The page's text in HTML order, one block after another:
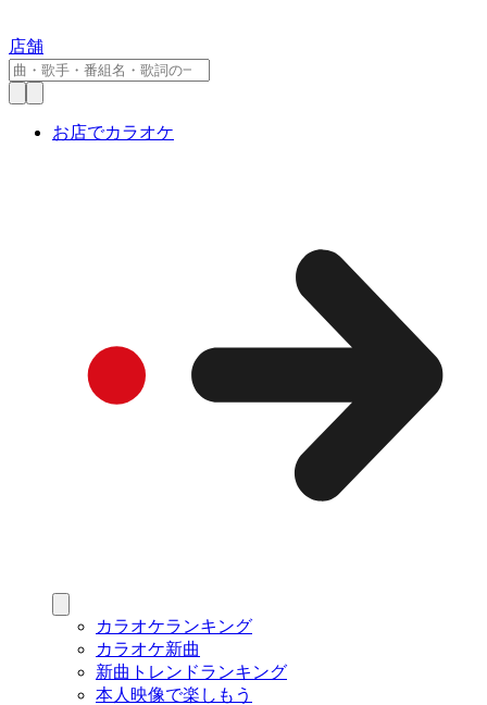
店舗
お店でカラオケ
カラオケランキング
カラオケ新曲
新曲トレンドランキング
本人映像で楽しもう